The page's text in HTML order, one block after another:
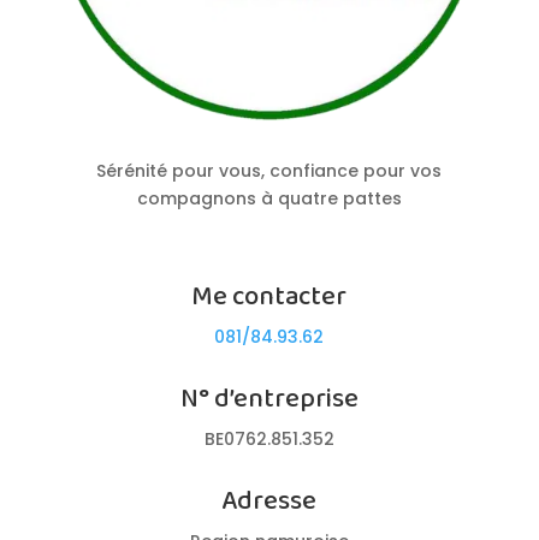
Sérénité pour vous, confiance pour vos
compagnons à quatre pattes
Me contacter
081/84.93.62
N° d’entreprise
BE0762.851.352
Adresse